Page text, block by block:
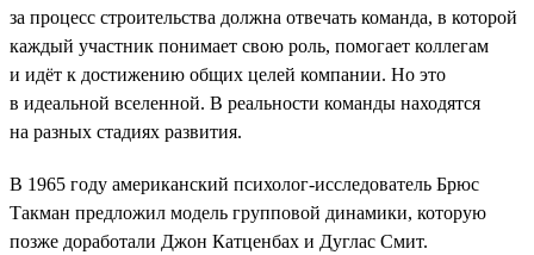
за процесс строительства должна отвечать команда, в которой
каждый участник понимает свою роль, помогает коллегам
и идёт к достижению общих целей компании. Но это
в идеальной вселенной. В реальности команды находятся
на разных стадиях развития.
В 1965 году американский психолог-исследователь Брюс
Такман предложил модель групповой динамики, которую
позже доработали Джон Катценбах и Дуглас Смит.